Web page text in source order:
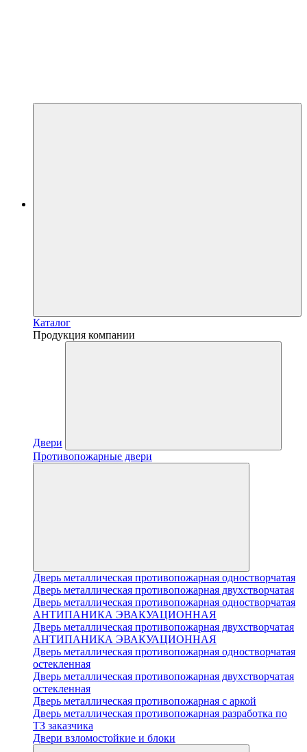
Каталог
Продукция компании
Двери
Противопожарные двери
Дверь металлическая противопожарная одностворчатая
Дверь металлическая противопожарная двухстворчатая
Дверь металлическая противопожарная одностворчатая
АНТИПАНИКА ЭВАКУАЦИОННАЯ
Дверь металлическая противопожарная двухстворчатая
АНТИПАНИКА ЭВАКУАЦИОННАЯ
Дверь металлическая противопожарная одностворчатая
остекленная
Дверь металлическая противопожарная двухстворчатая
остекленная
Дверь металлическая противопожарная с аркой
Дверь металлическая противопожарная разработка по
ТЗ заказчика
Двери взломостойкие и блоки